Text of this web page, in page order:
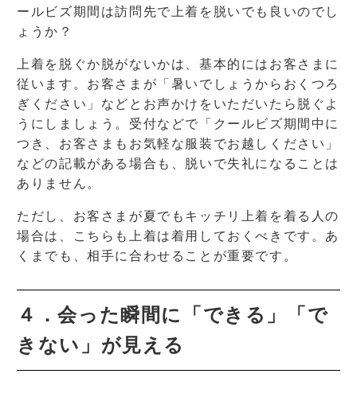
ールビズ期間は訪問先で上着を脱いでも良いのでし
ょうか？
上着を脱ぐか脱がないかは、基本的にはお客さまに
従います。お客さまが「暑いでしょうからおくつろ
ぎください」などとお声かけをいただいたら脱ぐよ
うにしましょう。受付などで「クールビズ期間中に
つき、お客さまもお気軽な服装でお越しください」
などの記載がある場合も、脱いで失礼になることは
ありません。
ただし、お客さまが夏でもキッチリ上着を着る人の
場合は、こちらも上着は着用しておくべきです。あ
くまでも、相手に合わせることが重要です。
４．会った瞬間に「できる」「で
きない」が見える